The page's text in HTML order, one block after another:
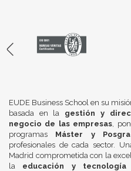
EUDE Business School en su
basada en la gestión y
negocio de las empresas,
programas Máster y
profesionales de cada sector.
Madrid comprometida con la
la educación y tecnología